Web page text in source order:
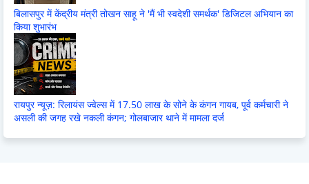
बिलासपुर में केंद्रीय मंत्री तोखन साहू ने 'मैं भी स्वदेशी समर्थक' डिजिटल अभियान का
किया शुभारंभ
रायपुर न्यूज़: रिलायंस ज्वेल्स में 17.50 लाख के सोने के कंगन गायब, पूर्व कर्मचारी ने
असली की जगह रखे नकली कंगन; गोलबाजार थाने में मामला दर्ज